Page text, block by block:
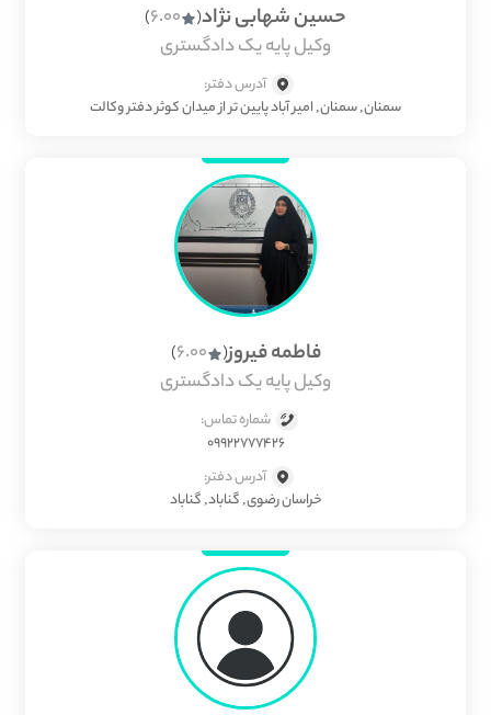
حسین شهابی نژاد(
6.00
)
وکیل پایه یک دادگستری
آدرس دفتر:
سمنان, سمنان, امیر آباد پایین تر از میدان کوثر دفتر وکالت
فاطمه فیروز(
6.00
)
وکیل پایه یک دادگستری
شماره تماس:
09922777426
آدرس دفتر:
خراسان رضوی, گناباد, گناباد